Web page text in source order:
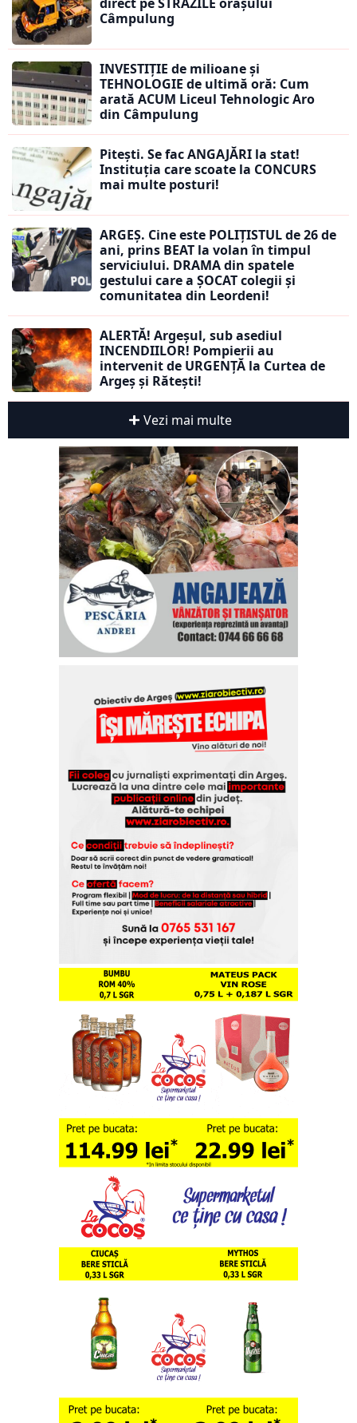
Câmpulung
INVESTIȚIE de milioane și
TEHNOLOGIE de ultimă oră: Cum
arată ACUM Liceul Tehnologic Aro
din Câmpulung
Pitești. Se fac ANGAJĂRI la stat!
Instituția care scoate la CONCURS
mai multe posturi!
ARGEȘ. Cine este POLIȚISTUL de 26 de
ani, prins BEAT la volan în timpul
serviciului. DRAMA din spatele
gestului care a ȘOCAT colegii și
comunitatea din Leordeni!
ALERTĂ! Argeșul, sub asediul
INCENDIILOR! Pompierii au
intervenit de URGENȚĂ la Curtea de
Argeș și Rătești!
Vezi mai multe